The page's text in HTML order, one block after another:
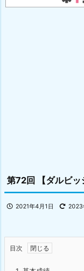
第72回 【ダルビ
2021年4月1日 2023
目次